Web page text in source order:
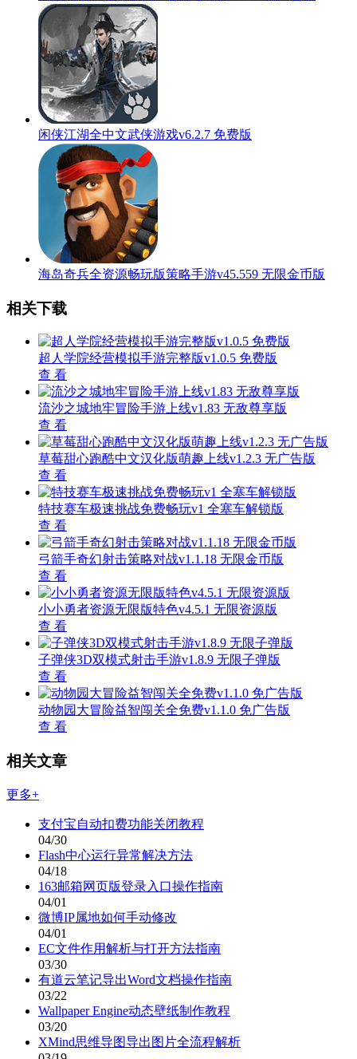
闲侠江湖全中文武侠游戏v6.2.7 免费版
海岛奇兵全资源畅玩版策略手游v45.559 无限金币版
相关下载
超人学院经营模拟手游完整版v1.0.5 免费版
查 看
流沙之城地牢冒险手游上线v1.83 无敌尊享版
查 看
草莓甜心跑酷中文汉化版萌趣上线v1.2.3 无广告版
查 看
特技赛车极速挑战免费畅玩v1 全塞车解锁版
查 看
弓箭手奇幻射击策略对战v1.1.18 无限金币版
查 看
小小勇者资源无限版特色v4.5.1 无限资源版
查 看
子弹侠3D双模式射击手游v1.8.9 无限子弹版
查 看
动物园大冒险益智闯关全免费v1.1.0 免广告版
查 看
相关文章
更多+
支付宝自动扣费功能关闭教程
04/30
Flash中心运行异常解决方法
04/18
163邮箱网页版登录入口操作指南
04/01
微博IP属地如何手动修改
04/01
EC文件作用解析与打开方法指南
03/30
有道云笔记导出Word文档操作指南
03/22
Wallpaper Engine动态壁纸制作教程
03/20
XMind思维导图导出图片全流程解析